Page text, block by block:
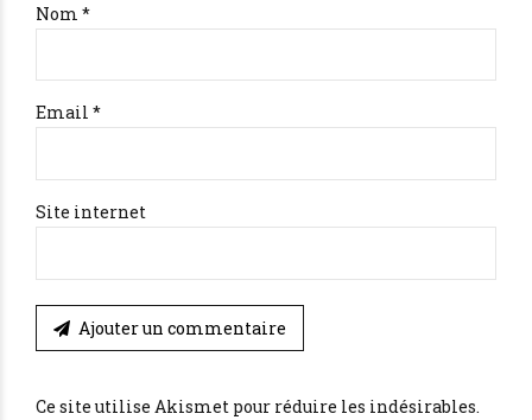
Nom *
Email *
Site internet
Ajouter un commentaire
Ce site utilise Akismet pour réduire les indésirables.